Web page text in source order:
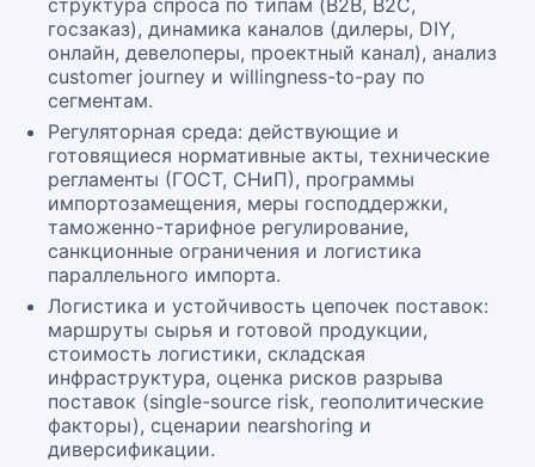
структура спроса по типам (B2B, B2C,
госзаказ), динамика каналов (дилеры, DIY,
онлайн, девелоперы, проектный канал), анализ
customer journey и willingness-to-pay по
сегментам.
Регуляторная среда: действующие и
готовящиеся нормативные акты, технические
регламенты (ГОСТ, СНиП), программы
импортозамещения, меры господдержки,
таможенно-тарифное регулирование,
санкционные ограничения и логистика
параллельного импорта.
Логистика и устойчивость цепочек поставок:
маршруты сырья и готовой продукции,
стоимость логистики, складская
инфраструктура, оценка рисков разрыва
поставок (single-source risk, геополитические
факторы), сценарии nearshoring и
диверсификации.